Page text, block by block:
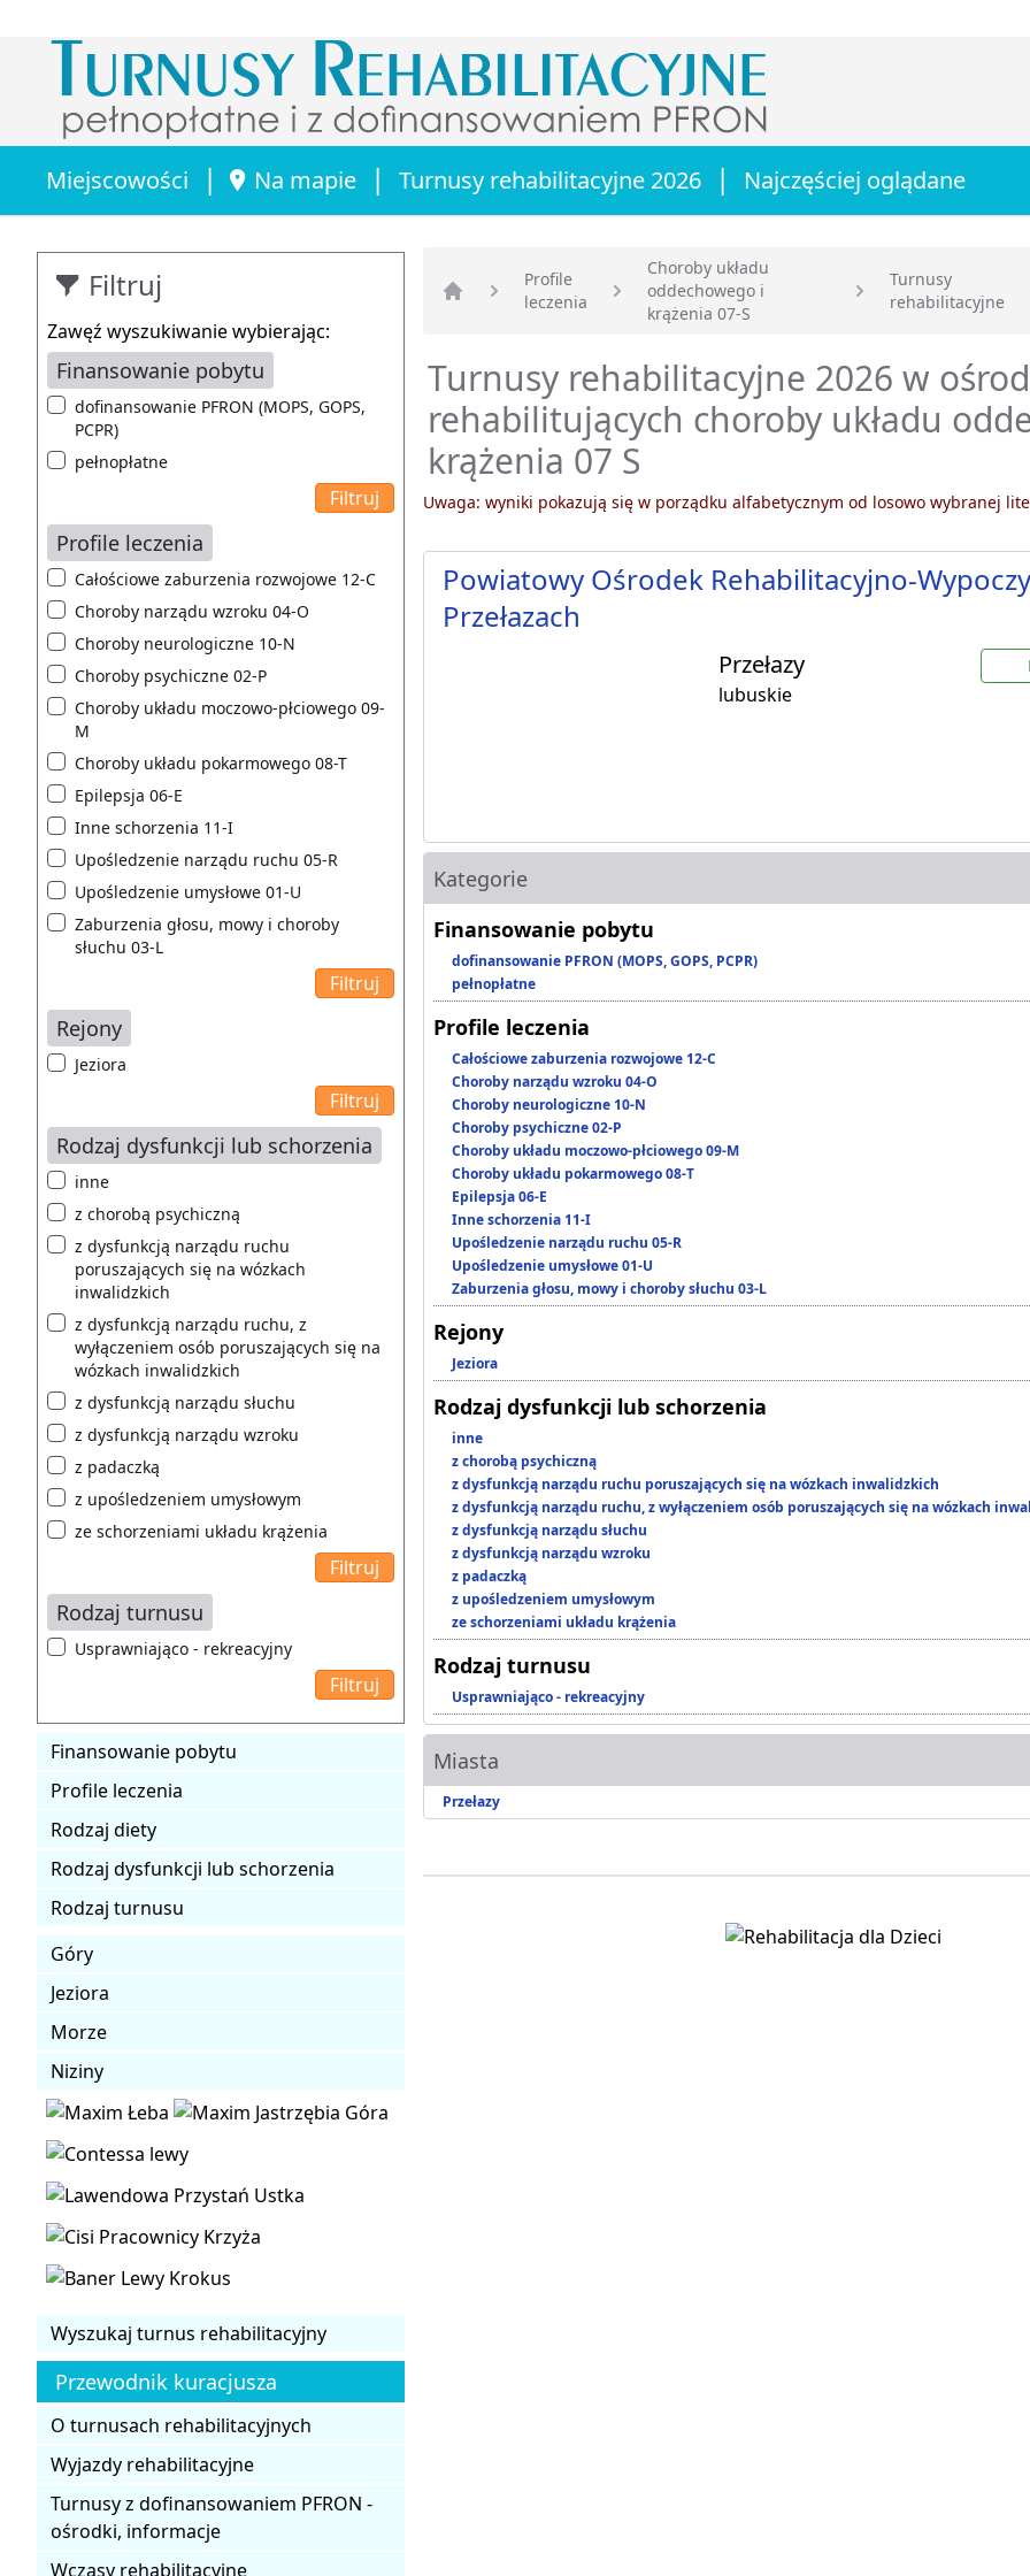
Miejscowości | Na mapie | Turnusy rehabilitacyjne 2026 | Najczęściej oglądane
Filtruj
Zawęź wyszukiwanie wybierając:
Finansowanie pobytu
dofinansowanie PFRON (MOPS, GOPS,
PCPR)
pełnopłatne
Profile leczenia
Całościowe zaburzenia rozwojowe 12-C
Choroby narządu wzroku 04-O
Choroby neurologiczne 10-N
Choroby psychiczne 02-P
Choroby układu moczowo-płciowego 09-
M
Choroby układu pokarmowego 08-T
Epilepsja 06-E
Inne schorzenia 11-I
Upośledzenie narządu ruchu 05-R
Upośledzenie umysłowe 01-U
Zaburzenia głosu, mowy i choroby
słuchu 03-L
Rejony
Jeziora
Rodzaj dysfunkcji lub schorzenia
inne
z chorobą psychiczną
z dysfunkcją narządu ruchu
poruszających się na wózkach
inwalidzkich
z dysfunkcją narządu ruchu, z
wyłączeniem osób poruszających się na
wózkach inwalidzkich
z dysfunkcją narządu słuchu
z dysfunkcją narządu wzroku
z padaczką
z upośledzeniem umysłowym
ze schorzeniami układu krążenia
Rodzaj turnusu
Usprawniająco - rekreacyjny
Finansowanie pobytu
Profile leczenia
Rodzaj diety
Rodzaj dysfunkcji lub schorzenia
Rodzaj turnusu
Góry
Jeziora
Morze
Niziny
Wyszukaj turnus rehabilitacyjny
Przewodnik kuracjusza
O turnusach rehabilitacyjnych
Wyjazdy rehabilitacyjne
Turnusy z dofinansowaniem PFRON -
ośrodki, informacje
Wczasy rehabilitacyjne
Strona główna
Profile
leczenia
Choroby układu
oddechowego i
krążenia 07-S
Turnusy
rehabilitacyjne
Turnusy rehabilitacyjne 2026 w
rehabilitujących choroby układu
krążenia 07 S
Uwaga: wyniki pokazują się w porządku alfabetycznym od losowo wybranej
Powiatowy Ośrodek Rehabilitacyjno-
Przełazach
Przełazy
lubuskie
Kategorie
Finansowanie pobytu
dofinansowanie PFRON (MOPS, GOPS, PCPR)
pełnopłatne
Profile leczenia
Całościowe zaburzenia rozwojowe 12-C
Choroby narządu wzroku 04-O
Choroby neurologiczne 10-N
Choroby psychiczne 02-P
Choroby układu moczowo-płciowego 09-M
Choroby układu pokarmowego 08-T
Epilepsja 06-E
Inne schorzenia 11-I
Upośledzenie narządu ruchu 05-R
Upośledzenie umysłowe 01-U
Zaburzenia głosu, mowy i choroby słuchu 03-L
Rejony
Jeziora
Rodzaj dysfunkcji lub schorzenia
inne
z chorobą psychiczną
z dysfunkcją narządu ruchu poruszających się na wózkach inwalidzkich
z dysfunkcją narządu ruchu, z wyłączeniem osób poruszających się na wózkach
z dysfunkcją narządu słuchu
z dysfunkcją narządu wzroku
z padaczką
z upośledzeniem umysłowym
ze schorzeniami układu krążenia
Rodzaj turnusu
Usprawniająco - rekreacyjny
Miasta
Przełazy